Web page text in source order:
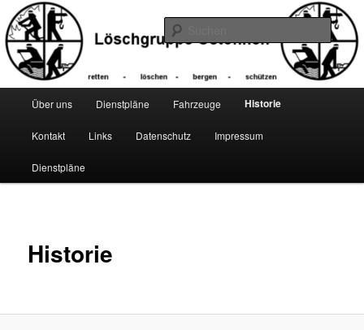
Zum
primären
Inhalt
springen
HauptmenüÜber uns Dienstpläne Fahrzeuge Historie
Kontakt Links Datenschutz Impressum
Dienstpläne
Historie